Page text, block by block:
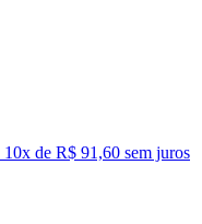
10x de R$ 91,60 sem juros